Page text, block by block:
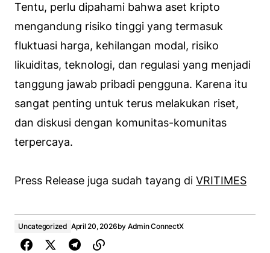
Tentu, perlu dipahami bahwa aset kripto
mengandung risiko tinggi yang termasuk
fluktuasi harga, kehilangan modal, risiko
likuiditas, teknologi, dan regulasi yang menjadi
tanggung jawab pribadi pengguna. Karena itu
sangat penting untuk terus melakukan riset,
dan diskusi dengan komunitas-komunitas
terpercaya.
Press Release juga sudah tayang di VRITIMES
Uncategorized April 20, 2026by Admin ConnectX